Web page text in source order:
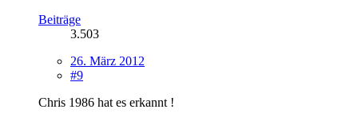
Beiträge
3.503
26. März 2012
#9
Chris 1986 hat es erkannt !